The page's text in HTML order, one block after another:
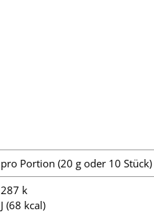
pro Portion (20 g oder 10 Stück)
287 k
J (68 kcal)